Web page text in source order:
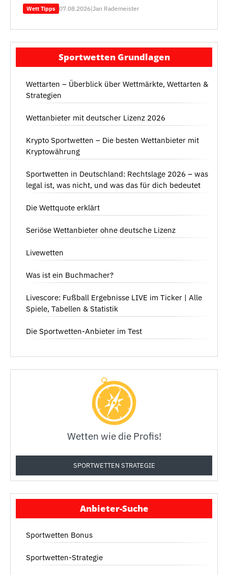
Wett Tipps 07.08.2026|Jan Rademeister
Sportwetten Grundlagen
Wettarten – Überblick über Wettmärkte, Wettarten &
Strategien
Wettanbieter mit deutscher Lizenz 2026
Krypto Sportwetten – Die besten Wettanbieter mit
Kryptowährung
Sportwetten in Deutschland: Rechtslage 2026 – was
legal ist, was nicht, und was das für dich bedeutet
Die Wettquote erklärt
Seriöse Wettanbieter ohne deutsche Lizenz
Livewetten
Was ist ein Buchmacher?
Livescore: Fußball Ergebnisse LIVE im Ticker | Alle
Spiele, Tabellen & Statistik
Die Sportwetten-Anbieter im Test
Wetten wie die Profis!
SPORTWETTEN STRATEGIE
Anbieter-Suche
Sportwetten Bonus
Sportwetten-Strategie